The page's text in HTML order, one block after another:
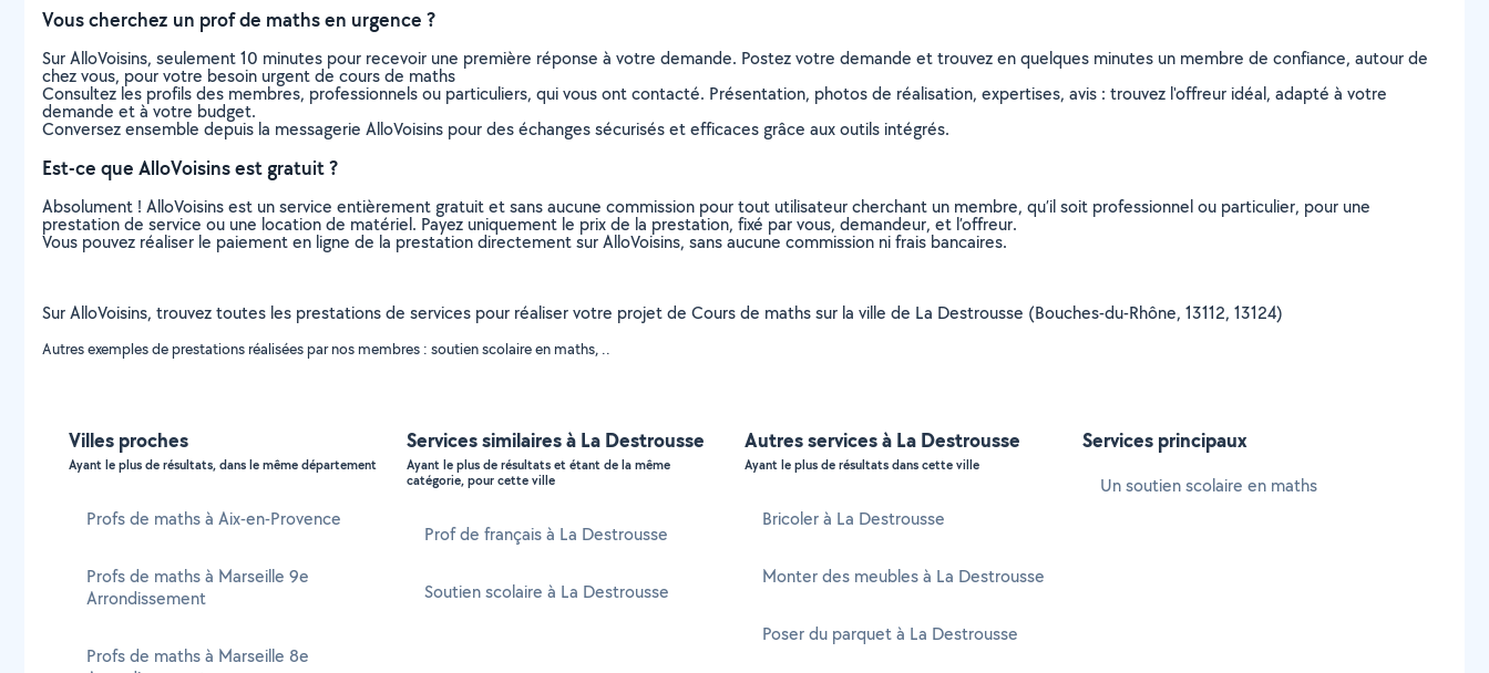
Vous cherchez un prof de maths en urgence ?
Sur AlloVoisins, seulement 10 minutes pour recevoir une première réponse à votre demande. Postez votre demande et trouvez en quelques minutes un membre de confiance, autour de
chez vous, pour votre besoin urgent de cours de maths
Consultez les profils des membres, professionnels ou particuliers, qui vous ont contacté. Présentation, photos de réalisation, expertises, avis : trouvez l'offreur idéal, adapté à votre
demande et à votre budget.
Conversez ensemble depuis la messagerie AlloVoisins pour des échanges sécurisés et efficaces grâce aux outils intégrés.
Est-ce que AlloVoisins est gratuit ?
Absolument ! AlloVoisins est un service entièrement gratuit et sans aucune commission pour tout utilisateur cherchant un membre, qu’il soit professionnel ou particulier, pour une
prestation de service ou une location de matériel. Payez uniquement le prix de la prestation, fixé par vous, demandeur, et l’offreur.
Vous pouvez réaliser le paiement en ligne de la prestation directement sur AlloVoisins, sans aucune commission ni frais bancaires.
Sur AlloVoisins, trouvez toutes les prestations de services pour réaliser votre projet de Cours de maths sur la ville de La Destrousse (Bouches-du-Rhône, 13112, 13124)
Autres exemples de prestations réalisées par nos membres : soutien scolaire en maths, ..
Villes proches
Ayant le plus de résultats, dans le même département
Profs de maths à Aix-en-Provence
Profs de maths à Marseille 9e
Arrondissement
Profs de maths à Marseille 8e
Services similaires à La Destrousse
Ayant le plus de résultats et étant de la même
catégorie, pour cette ville
Prof de français à La Destrousse
Soutien scolaire à La Destrousse
Autres services à La Destrousse
Ayant le plus de résultats dans cette ville
Bricoler à La Destrousse
Monter des meubles à La Destrousse
Poser du parquet à La Destrousse
Services principaux
Un soutien scolaire en maths